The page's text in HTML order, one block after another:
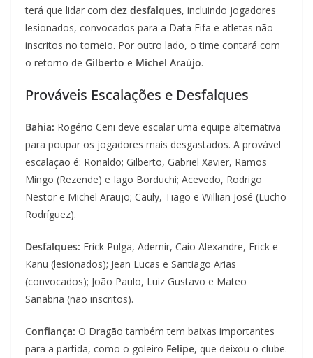
terá que lidar com dez desfalques, incluindo jogadores
lesionados, convocados para a Data Fifa e atletas não
inscritos no torneio. Por outro lado, o time contará com
o retorno de Gilberto e Michel Araújo.
Prováveis Escalações e Desfalques
Bahia: Rogério Ceni deve escalar uma equipe alternativa
para poupar os jogadores mais desgastados. A provável
escalação é: Ronaldo; Gilberto, Gabriel Xavier, Ramos
Mingo (Rezende) e Iago Borduchi; Acevedo, Rodrigo
Nestor e Michel Araujo; Cauly, Tiago e Willian José (Lucho
Rodríguez).
Desfalques: Erick Pulga, Ademir, Caio Alexandre, Erick e
Kanu (lesionados); Jean Lucas e Santiago Arias
(convocados); João Paulo, Luiz Gustavo e Mateo
Sanabria (não inscritos).
Confiança: O Dragão também tem baixas importantes
para a partida, como o goleiro Felipe, que deixou o clube.